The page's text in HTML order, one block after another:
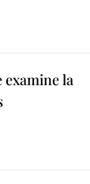
examine la